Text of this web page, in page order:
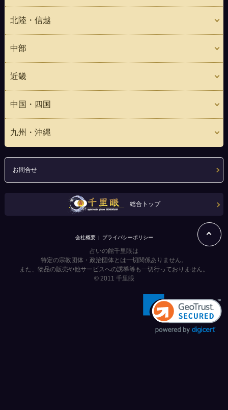
北陸・信越
中部
近畿
中国・四国
九州・沖縄
お問合せ
総合トップ
会社概要 プライバシーポリシー
占いの館千里眼は
特定の宗教団体・政治団体とは一切関係ありません。
また、物品の販売や他サービスへの誘導等も一切行っておりません。
© 2011 千里眼